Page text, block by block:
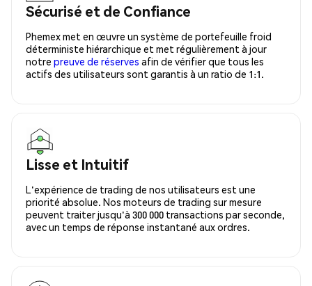
Sécurisé et de Confiance
Phemex met en œuvre un système de portefeuille froid
déterministe hiérarchique et met régulièrement à jour
notre preuve de réserves afin de vérifier que tous les
actifs des utilisateurs sont garantis à un ratio de 1:1.
Lisse et Intuitif
L'expérience de trading de nos utilisateurs est une
priorité absolue. Nos moteurs de trading sur mesure
peuvent traiter jusqu'à 300 000 transactions par seconde,
avec un temps de réponse instantané aux ordres.